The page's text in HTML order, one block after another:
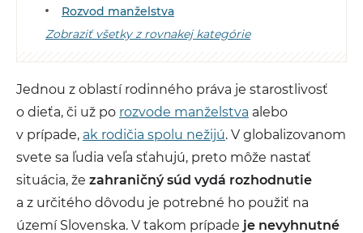
Rozvod manželstva
Zobraziť všetky z rovnakej kategórie
Jednou z oblastí rodinného práva je starostlivosť
o dieťa, či už po rozvode manželstva alebo
v prípade, ak rodičia spolu nežijú. V globalizovanom
svete sa ľudia veľa sťahujú, preto môže nastať
situácia, že zahraničný súd vydá rozhodnutie
a z určitého dôvodu je potrebné ho použiť na
území Slovenska. V takom prípade je nevyhnutné